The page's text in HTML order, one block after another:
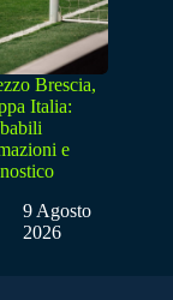
Brescia,
Italia:
e
9 Agosto
2026